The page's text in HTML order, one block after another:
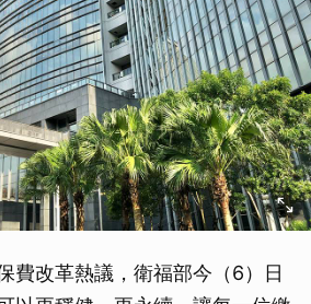
費改革熱議，衛福部今（6）日